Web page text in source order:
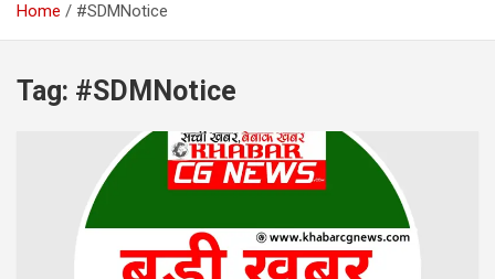
Home #SDMNotice
Tag: #SDMNotice